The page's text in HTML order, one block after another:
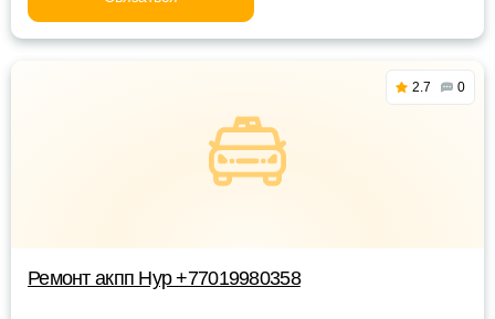
2.7 0
Ремонт акпп Нур +77019980358